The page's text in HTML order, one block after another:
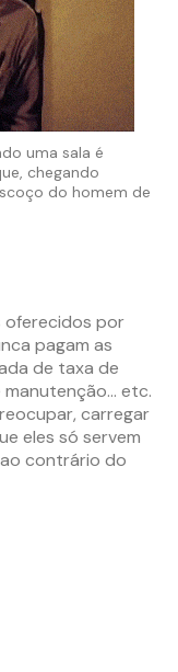
uma sala é
chegando
do homem de
oferecidos por
pagam as
de taxa de
etc.
carregar
eles só servem
contrário do